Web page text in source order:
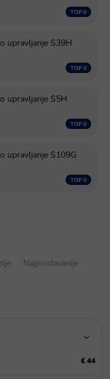
upravljanje S39H
upravljanje S5H
upravljanje S109G
Najprodavanije
€44